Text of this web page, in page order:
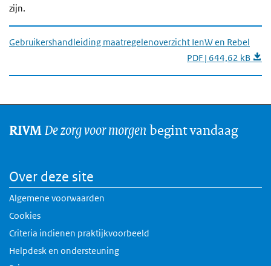
zijn.
Gebruikershandleiding maatregelenoverzicht IenW en Rebel
PDF | 644,62 kB
RIVMDe zorg voor morgen begint vandaag
Over deze site
Algemene voorwaarden
Cookies
Criteria indienen praktijkvoorbeeld
Helpdesk en ondersteuning